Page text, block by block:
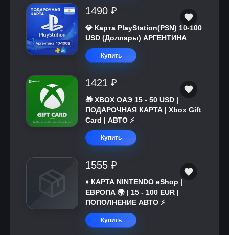
1490 ₽
💎 Карта PlayStation(PSN) 10-100
USD (Доллары) АРГЕНТИНА
Купить
1421 ₽
🎁 XBOX ОАЭ 15 - 50 USD |
ПОДАРОЧНАЯ КАРТА | Xbox Gift
Card | АВТО ⚡
Купить
1555 ₽
♦️ КАРТА NINTENDO eShop |
ЕВРОПА 🌍 | 15 - 100 EUR |
ПОПОЛНЕНИЕ АВТО ⚡
Купить